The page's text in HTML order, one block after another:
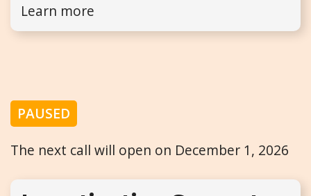
Learn more
PAUSED
The next call will open on December 1, 2026